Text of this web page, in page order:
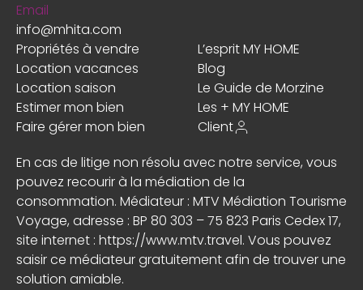
Propriétés à vendre
L’esprit MY HOME
Location vacances
Blog
Location saison
Le Guide de Morzine
Estimer mon bien
Les + MY HOME
Faire gérer mon bien
Client
Email
info@mhita.com
En cas de litige non résolu avec notre service, vous
pouvez recourir à la médiation de la
consommation. Médiateur : MTV Médiation Tourisme
Voyage, adresse : BP 80 303 – 75 823 Paris Cedex 17,
site internet : https://www.mtv.travel. Vous pouvez
saisir ce médiateur gratuitement afin de trouver une
solution amiable.